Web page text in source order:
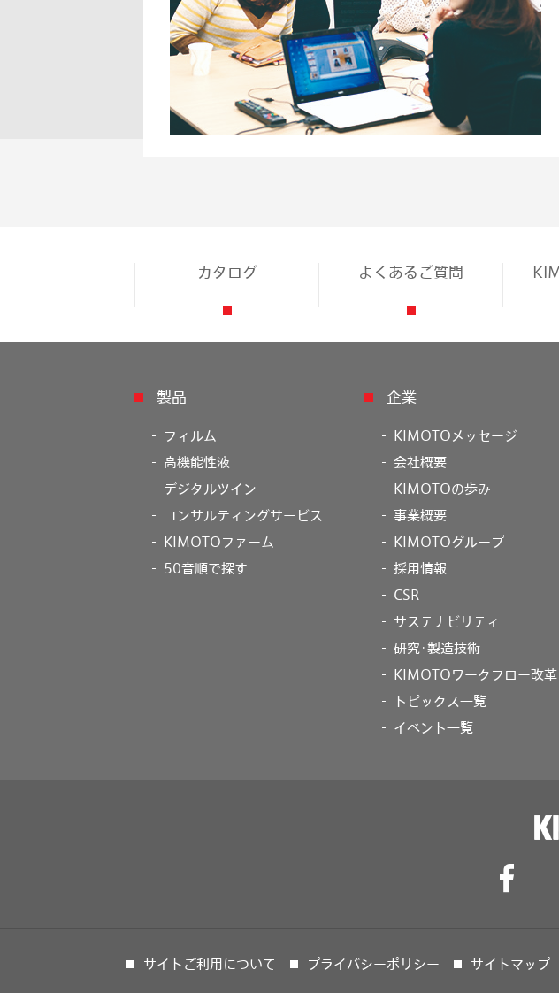
カタログ よくあるご質問
製品
フィルム
高機能性液
デジタルツイン
コンサルティングサービス
KIMOTOファーム
50音順で探す
企業
KIMOTOメッセージ
会社概要
KIMOTOの歩み
事業概要
KIMOTOグループ
採用情報
CSR
サステナビリティ
研究･製造技術
KIMOTOワークフロー改革
トピックス一覧
イベント一覧
サイトご利用について プライバシーポリシー サイトマップ